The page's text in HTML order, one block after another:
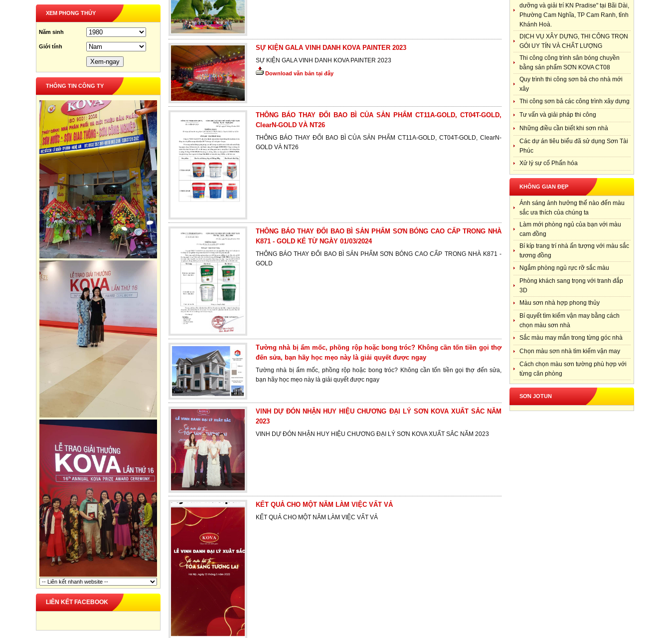
XEM PHONG THỦY
Năm sinh
Giới tính
THÔNG TIN CÔNG TY
LIÊN KẾT FACEBOOK
SỰ KIỆN GALA VINH DANH KOVA PAINTER 2023
SỰ KIỆN GALA VINH DANH KOVA PAINTER 2023
Download văn bản tại đây
THÔNG BÁO THAY ĐỔI BAO BÌ CỦA SẢN PHẨM CT11A-GOLD, CT04T-GOLD,
ClearN-GOLD VÀ NT26
THÔNG BÁO THAY ĐỔI BAO BÌ CỦA SẢN PHẨM CT11A-GOLD, CT04T-GOLD, ClearN-
GOLD VÀ NT26
THÔNG BÁO THAY ĐỔI BAO BÌ SẢN PHẨM SƠN BÓNG CAO CẤP TRONG NHÀ
K871 - GOLD KỂ TỪ NGÀY 01/03/2024
THÔNG BÁO THAY ĐỔI BAO BÌ SẢN PHẨM SƠN BÓNG CAO CẤP TRONG NHÀ K871 -
GOLD
Tường nhà bị ẩm mốc, phồng rộp hoặc bong tróc? Không cần tốn tiền gọi thợ
đến sửa, bạn hãy học mẹo này là giải quyết được ngay
Tường nhà bị ẩm mốc, phồng rộp hoặc bong tróc? Không cần tốn tiền gọi thợ đến sửa,
bạn hãy học mẹo này là giải quyết được ngay
VINH DỰ ĐÓN NHẬN HUY HIỆU CHƯƠNG ĐẠI LÝ SƠN KOVA XUẤT SẮC NĂM
2023
VINH DỰ ĐÓN NHẬN HUY HIỆU CHƯƠNG ĐẠI LÝ SƠN KOVA XUẤT SẮC NĂM 2023
KẾT QUẢ CHO MỘT NĂM LÀM VIỆC VẤT VẢ
KẾT QUẢ CHO MỘT NĂM LÀM VIỆC VẤT VẢ
dưỡng và giải trí KN Pradise" tại Bãi Dài,
Phường Cam Nghĩa, TP Cam Ranh, tỉnh
Khánh Hoà.
DỊCH VỤ XÂY DỰNG, THI CÔNG TRỌN
GÓI UY TÍN VÀ CHẤT LƯỢNG
Thi công công trình sân bóng chuyền
bằng sản phẩm SƠN KOVA CT08
Quy trình thi công sơn bả cho nhà mới
xây
Thi công sơn bả các công trình xây dựng
Tư vấn và giải pháp thi công
Những điều cần biết khi sơn nhà
Các dự án tiêu biểu đã sử dụng Sơn Tài
Phúc
Xử lý sự cố Phấn hóa
KHÔNG GIAN ĐẸP
Ánh sáng ảnh hưởng thế nào đến màu
sắc ưa thích của chúng ta
Làm mới phòng ngủ của bạn với màu
cam đồng
Bí kíp trang trí nhà ấn tượng với màu sắc
tương đồng
Ngắm phòng ngủ rực rỡ sắc màu
Phòng khách sang trọng với tranh đắp
3D
Màu sơn nhà hợp phong thủy
Bí quyết tìm kiếm vận may bằng cách
chọn màu sơn nhà
Sắc màu may mắn trong từng góc nhà
Chọn màu sơn nhà tìm kiếm vận may
Cách chọn màu sơn tường phù hợp với
từng căn phòng
SƠN JOTUN